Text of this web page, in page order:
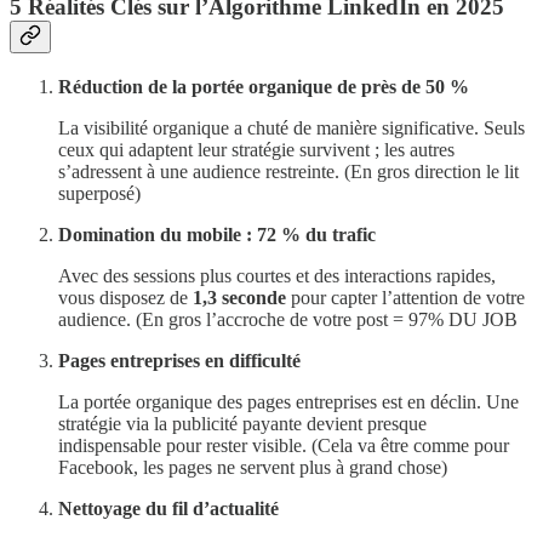
5 Réalités Clés sur l’Algorithme LinkedIn en 2025
Réduction de la portée organique de près de 50 %
La visibilité organique a chuté de manière significative. Seuls
ceux qui adaptent leur stratégie survivent ; les autres
s’adressent à une audience restreinte. (En gros direction le lit
superposé)
Domination du mobile : 72 % du trafic
Avec des sessions plus courtes et des interactions rapides,
vous disposez de 1,3 seconde pour capter l’attention de votre
audience. (En gros l’accroche de votre post = 97% DU JOB
Pages entreprises en difficulté
La portée organique des pages entreprises est en déclin. Une
stratégie via la publicité payante devient presque
indispensable pour rester visible. (Cela va être comme pour
Facebook, les pages ne servent plus à grand chose)
Nettoyage du fil d’actualité